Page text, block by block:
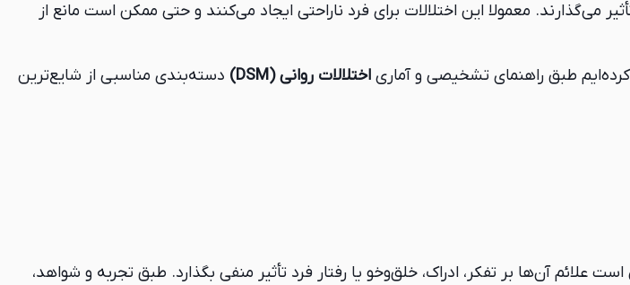
می‌گذارند. معمولا این اختلالات برای فرد ناراحتی ایجاد می‌کنند و حتی ممکن است مانع از
طبق راهنمای تشخیصی و آماری اختلالات روانی (DSM)
دسته‌بندی مناسبی از شایع‌ترین
اختلال روانی یک اصطلاح کلی برای توصیف طیف وسیعی از مشکلات روحی است که ممکن است علائم آن‌ها بر تفکر، ادراک، خلق‌و‎خو یا رفتار فرد تأثیر منفی بگذارد. طبق تجربه و شواهد،